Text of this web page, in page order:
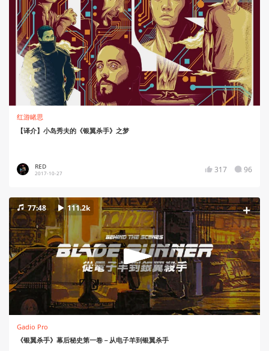
红游睹思
【译介】小岛秀夫的《银翼杀手》之梦
RED
2017-10-27 317 96
77:48 111.2k
Gadio Pro
《银翼杀手》幕后秘史第一卷－从电子羊到银翼杀手